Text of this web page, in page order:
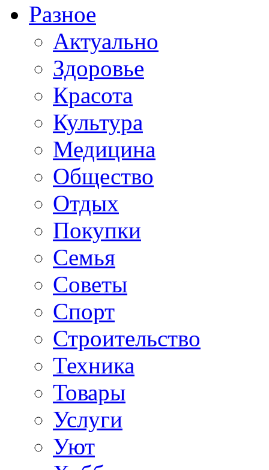
Разное
Актуально
Здоровье
Красота
Культура
Медицина
Общество
Отдых
Покупки
Семья
Советы
Спорт
Строительство
Техника
Товары
Услуги
Уют